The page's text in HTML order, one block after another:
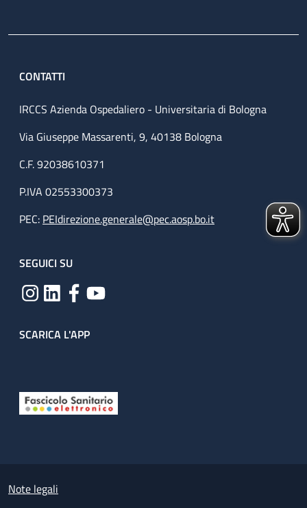
CONTATTI
IRCCS Azienda Ospedaliero - Universitaria di Bologna
Via Giuseppe Massarenti, 9, 40138 Bologna
C.F. 92038610371
P.IVA 02553300373
PEC: PEIdirezione.generale@pec.aosp.bo.it
SEGUICI SU
SCARICA L'APP
Small prints
Note legali